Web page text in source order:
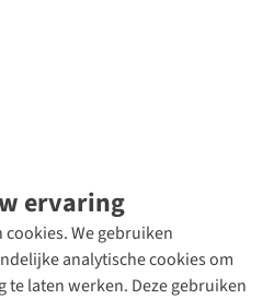
ervaring
We gebruiken
analytische cookies om
te laten werken. Deze gebruiken